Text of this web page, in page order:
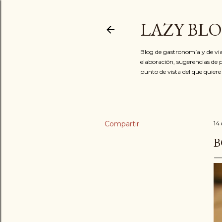
LAZY
Blog de gastronomía y de
elaboración, sugerencias de
punto de vista del que
Compartir